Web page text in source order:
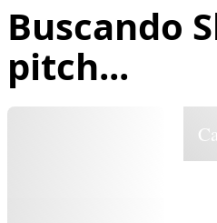
Buscando
pitch...